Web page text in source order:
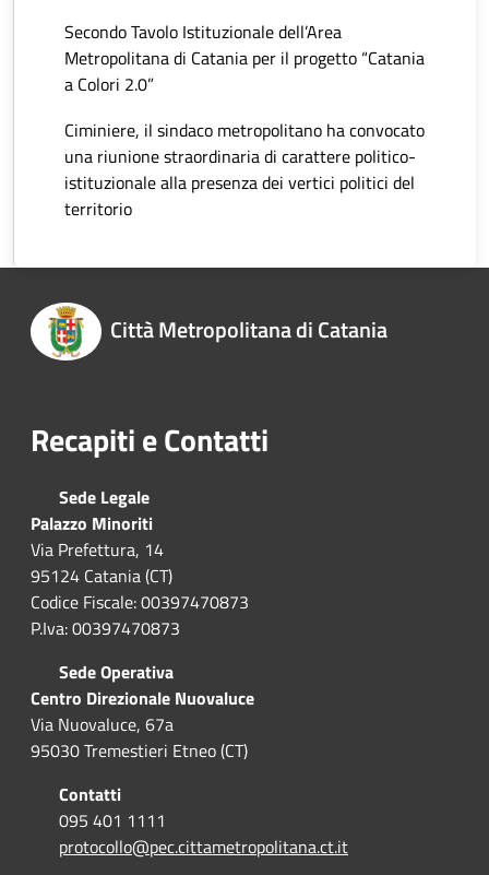
Secondo Tavolo Istituzionale dell’Area
Metropolitana di Catania per il progetto “Catania
a Colori 2.0”
Ciminiere, il sindaco metropolitano ha convocato
una riunione straordinaria di carattere politico-
istituzionale alla presenza dei vertici politici del
territorio
Città Metropolitana di Catania
Recapiti e Contatti
Sede Legale
Palazzo Minoriti
Via Prefettura, 14
95124 Catania (CT)
Codice Fiscale: 00397470873
P.Iva: 00397470873
Sede Operativa
Centro Direzionale Nuovaluce
Via Nuovaluce, 67a
95030 Tremestieri Etneo (CT)
Contatti
095 401 1111
protocollo@pec.cittametropolitana.ct.it